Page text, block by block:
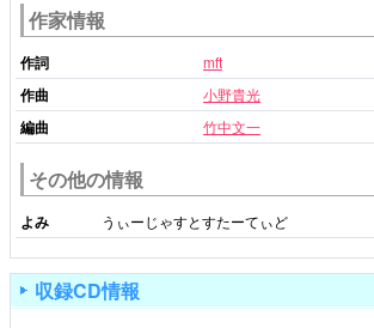
作家情報
作詞 mft
作曲 小野貴光
編曲 竹中文一
その他の情報
よみ うぃーじゃすとすたーてぃど
収録CD情報